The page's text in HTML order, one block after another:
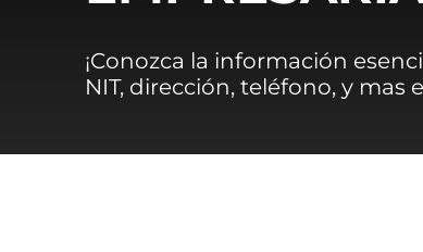
¡Conozca la información
NIT, dirección, teléfono, y mas